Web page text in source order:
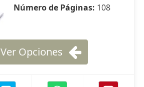
Número de Páginas: 108
Ver Opciones